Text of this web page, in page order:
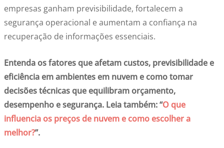
empresas ganham previsibilidade, fortalecem a
segurança operacional e aumentam a confiança na
recuperação de informações essenciais.
Entenda os fatores que afetam custos, previsibilidade e
eficiência em ambientes em nuvem e como tomar
decisões técnicas que equilibram orçamento,
desempenho e segurança. Leia também: “O que
influencia os preços de nuvem e como escolher a
melhor?”.